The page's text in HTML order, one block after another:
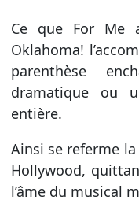
Ce que For Me
Oklahoma!
parenthèse
dramatique ou
entière.
Ainsi se referme
Hollywood,
l’âme du musical